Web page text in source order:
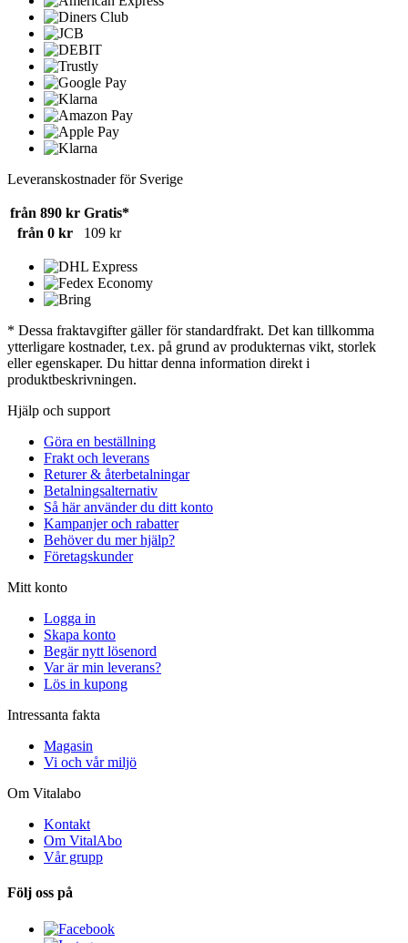
Leveranskostnader för Sverige
från 890 kr Gratis*
från 0 kr
109 kr
* Dessa fraktavgifter gäller för standardfrakt. Det kan tillkomma
ytterligare kostnader, t.ex. på grund av produkternas vikt, storlek
eller egenskaper. Du hittar denna information direkt i
produktbeskrivningen.
Hjälp och support
Göra en beställning
Frakt och leverans
Returer & återbetalningar
Betalningsalternativ
Så här använder du ditt konto
Kampanjer och rabatter
Behöver du mer hjälp?
Företagskunder
Mitt konto
Logga in
Skapa konto
Begär nytt lösenord
Var är min leverans?
Lös in kupong
Intressanta fakta
Magasin
Vi och vår miljö
Om Vitalabo
Kontakt
Om VitalAbo
Vår grupp
Följ oss på